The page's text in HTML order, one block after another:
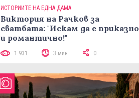
ИСТОРИИТЕ НА ЕДНА ДАМА
Виктория на Рачков за
сватбата: "Искам да е приказно
и романтично!"
1 931 3 мин 0